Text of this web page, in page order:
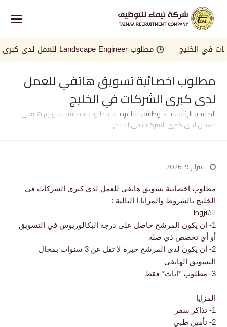
الخليج مطلوب Landscape Engineer للعمل لدى كبرى الجهات في الخليج
مطلوب اخصائية تسويق هاتفي للعمل
لدى كبرى الشركات في الخليج
الصفحة الرئيسية » وظائف شاغرة » مطلوب اخصائية تسويق هاتفي
للعمل لدى كبرى الشركات في الخليج
فبراير 9, 2026
مطلوب اخصائية تسويق هاتفي للعمل لدى كبرى الشركات في
الخليج بالشروط والمزايا ا التالية :
الشروط
1- ان يكون المرشح حاصل على درجة البكالوريوس في التسويق
أو أي تخصص ذي صله
2- ان يكون لدى المرشح خبرة لا تقل عن 3 سنوات بمجال
التسويق الهاتفي
3- مطلوب *اناث* فقط
المزايا
1- تذاكر سفر
2- تأمين طبي